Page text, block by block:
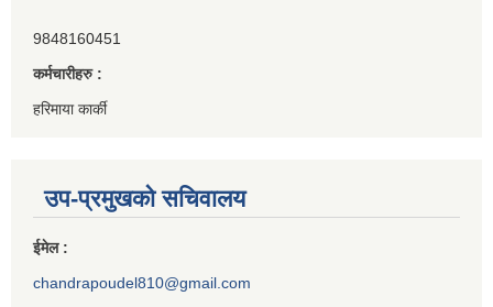
9848160451
कर्मचारीहरु :
हरिमाया कार्की
उप-प्रमुखको सचिवालय
ईमेल :
chandrapoudel810@gmail.com